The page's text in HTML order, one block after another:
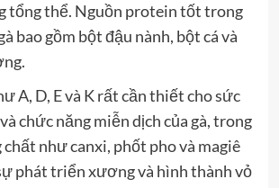
tổng thể. Nguồn protein tốt trong
bao gồm bột đậu nành, bột cá và
A, D, E và K rất cần thiết cho sức
chức năng miễn dịch của gà, trong
chất như canxi, phốt pho và magiê
phát triển xương và hình thành vỏ